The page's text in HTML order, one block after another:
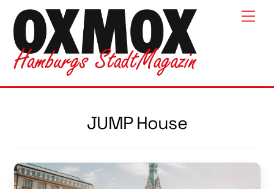
content
JUMP House